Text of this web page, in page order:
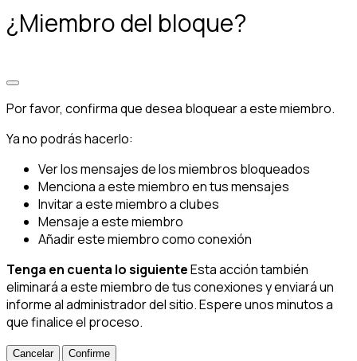
¿Miembro del bloque?
Por favor, confirma que desea bloquear a este miembro.
Ya no podrás hacerlo:
Ver los mensajes de los miembros bloqueados
Menciona a este miembro en tus mensajes
Invitar a este miembro a clubes
Mensaje a este miembro
Añadir este miembro como conexión
Tenga en cuenta lo siguienteEsta acción también
eliminará a este miembro de tus conexiones y enviará un
informe al administrador del sitio. Espere unos minutos a
que finalice el proceso.
Confirme